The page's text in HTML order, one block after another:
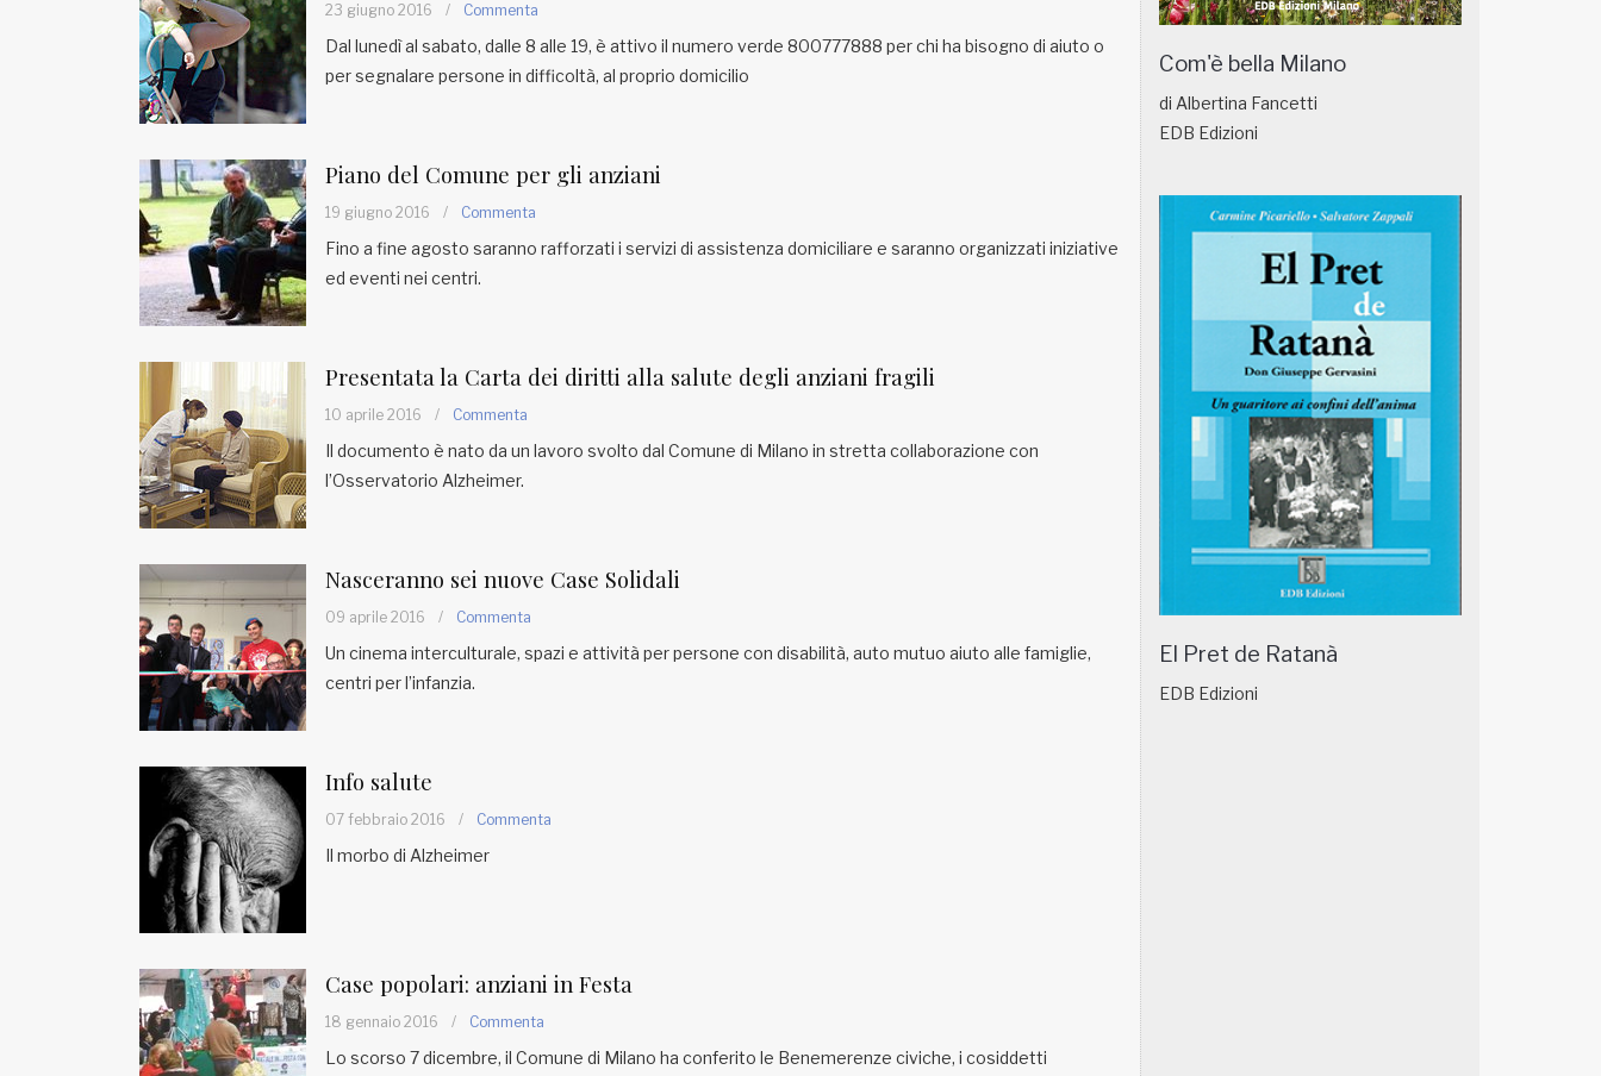
23 giugno 2016 / Commenta
Dal lunedì al sabato, dalle 8 alle 19, è attivo il numero verde 800777888 per chi ha bisogno di aiuto o
per segnalare persone in difficoltà, al proprio domicilio
Piano del Comune per gli anziani
19 giugno 2016 / Commenta
Fino a fine agosto saranno rafforzati i servizi di assistenza domiciliare e saranno organizzati iniziative
ed eventi nei centri.
Presentata la Carta dei diritti alla salute degli anziani fragili
10 aprile 2016 / Commenta
Il documento è nato da un lavoro svolto dal Comune di Milano in stretta collaborazione con
l’Osservatorio Alzheimer.
Nasceranno sei nuove Case Solidali
09 aprile 2016 / Commenta
Un cinema interculturale, spazi e attività per persone con disabilità, auto mutuo aiuto alle famiglie,
centri per l’infanzia.
Info salute
07 febbraio 2016 / Commenta
Il morbo di Alzheimer
Case popolari: anziani in Festa
18 gennaio 2016 / Commenta
Lo scorso 7 dicembre, il Comune di Milano ha conferito le Benemerenze civiche, i cosiddetti
Com'è bella Milano
di Albertina Fancetti
EDB Edizioni
El Pret de Ratanà
EDB Edizioni